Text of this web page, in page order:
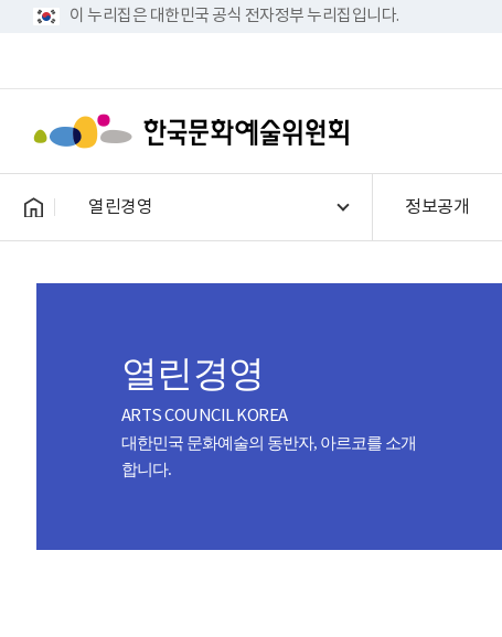
이 누리집은 대한민국 공식 전자정부 누리집입니다.
열린경영 정보공개
열린경영
ARTS COUNCIL KOREA
대한민국 문화예술의 동반자, 아르코를 소개
합니다.